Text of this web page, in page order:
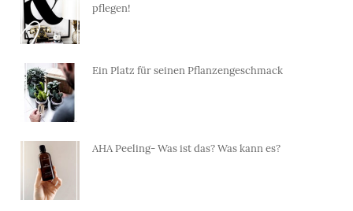
pflegen!
Ein Platz für seinen Pflanzengeschmack
AHA Peeling- Was ist das? Was kann es?